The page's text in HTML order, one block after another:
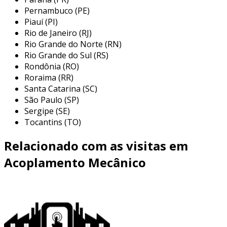
diversos setores industriais, refletindo sua
versatilidade e eficiência. seu escopo se estende
desde pequenas máquinas até sistemas de
grande porte, que exigem soluções precisas de
conexão. entre as aplicações mais relevantes,
podemos destacar:
indústria de automação:
sistemas de movimentação, como
transportadores e robôs, onde a precisão
e a sincronia são essenciais.
setor de mineração:empregado em
britadores e transportadores de correia,
transmitindo torque de forma a suportar
escavadeiras e tratores, permitindo a
conexão entre motores e sistemas
Pernambuco (PE)
Piauí (PI)
Rio de Janeiro (RJ)
Rio Grande do Norte (RN)
Rio Grande do Sul (RS)
Rondônia (RO)
Roraima (RR)
Santa Catarina (SC)
São Paulo (SP)
Sergipe (SE)
Tocantins (TO)
Relacionado com as visitas em
Acoplamento Mecânico